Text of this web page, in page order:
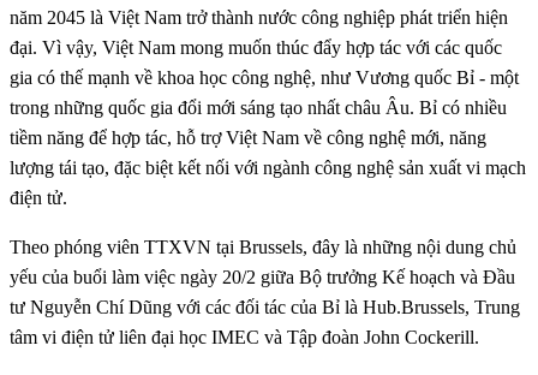
năm 2045 là Việt Nam trở thành nước công nghiệp phát triển hiện
đại. Vì vậy, Việt Nam mong muốn thúc đẩy hợp tác với các quốc
gia có thế mạnh về khoa học công nghệ, như Vương quốc Bỉ - một
trong những quốc gia đổi mới sáng tạo nhất châu Âu. Bỉ có nhiều
tiềm năng để hợp tác, hỗ trợ Việt Nam về công nghệ mới, năng
lượng tái tạo, đặc biệt kết nối với ngành công nghệ sản xuất vi mạch
điện tử.
Theo phóng viên TTXVN tại Brussels, đây là những nội dung chủ
yếu của buổi làm việc ngày 20/2 giữa Bộ trưởng Kế hoạch và Đầu
tư Nguyễn Chí Dũng với các đối tác của Bỉ là Hub.Brussels, Trung
tâm vi điện tử liên đại học IMEC và Tập đoàn John Cockerill.